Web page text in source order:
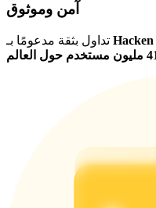
آمن وموثوق
Hacken
مستخدم حول العالم